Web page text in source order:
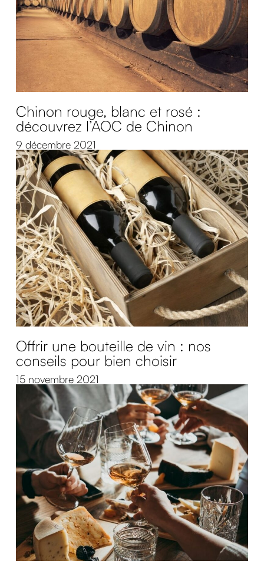
Chinon rouge, blanc et rosé :
découvrez l’AOC de Chinon
9 décembre 2021
Offrir une bouteille de vin : nos
conseils pour bien choisir
15 novembre 2021